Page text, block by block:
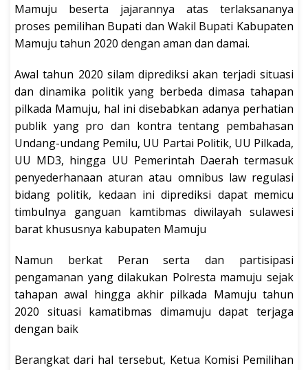
Mamuju beserta jajarannya atas terlaksananya
proses pemilihan Bupati dan Wakil Bupati Kabupaten
Mamuju tahun 2020 dengan aman dan damai.
Awal tahun 2020 silam diprediksi akan terjadi situasi
dan dinamika politik yang berbeda dimasa tahapan
pilkada Mamuju, hal ini disebabkan adanya perhatian
publik yang pro dan kontra tentang pembahasan
Undang-undang Pemilu, UU Partai Politik, UU Pilkada,
UU MD3, hingga UU Pemerintah Daerah termasuk
penyederhanaan aturan atau omnibus law regulasi
bidang politik, kedaan ini diprediksi dapat memicu
timbulnya ganguan kamtibmas diwilayah sulawesi
barat khususnya kabupaten Mamuju
Namun berkat Peran serta dan partisipasi
pengamanan yang dilakukan Polresta mamuju sejak
tahapan awal hingga akhir pilkada Mamuju tahun
2020 situasi kamatibmas dimamuju dapat terjaga
dengan baik
Berangkat dari hal tersebut, Ketua Komisi Pemilihan